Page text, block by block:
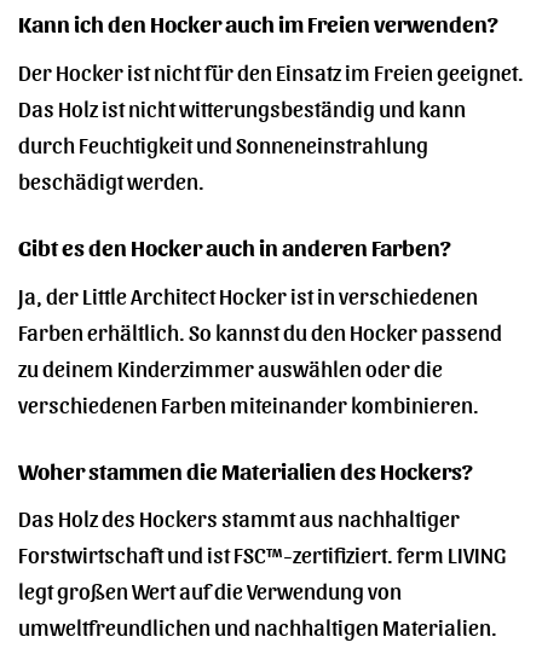
Kann ich den Hocker auch im Freien verwenden?
Der Hocker ist nicht für den Einsatz im Freien geeignet.
Das Holz ist nicht witterungsbeständig und kann
durch Feuchtigkeit und Sonneneinstrahlung
beschädigt werden.
Gibt es den Hocker auch in anderen Farben?
Ja, der Little Architect Hocker ist in verschiedenen
Farben erhältlich. So kannst du den Hocker passend
zu deinem Kinderzimmer auswählen oder die
verschiedenen Farben miteinander kombinieren.
Woher stammen die Materialien des Hockers?
Das Holz des Hockers stammt aus nachhaltiger
Forstwirtschaft und ist FSC™-zertifiziert. ferm LIVING
legt großen Wert auf die Verwendung von
umweltfreundlichen und nachhaltigen Materialien.